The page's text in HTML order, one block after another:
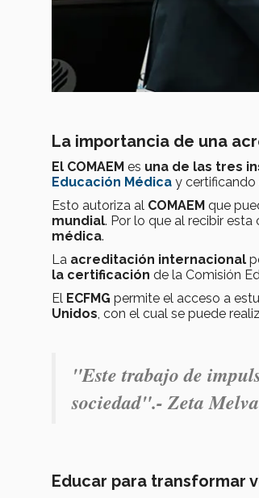
La importancia de una
El COMAEM es una de las tres
Educación Médica y certificando
Esto autoriza al COMAEM que
mundial. Por lo que al recibir esta
médica.
La acreditación internacional
la certificación de la Comisión
El ECFMG permite el acceso a
Unidos, con el cual se puede
"Este trabajo de
sociedad".- Zeta
Educar para transformar